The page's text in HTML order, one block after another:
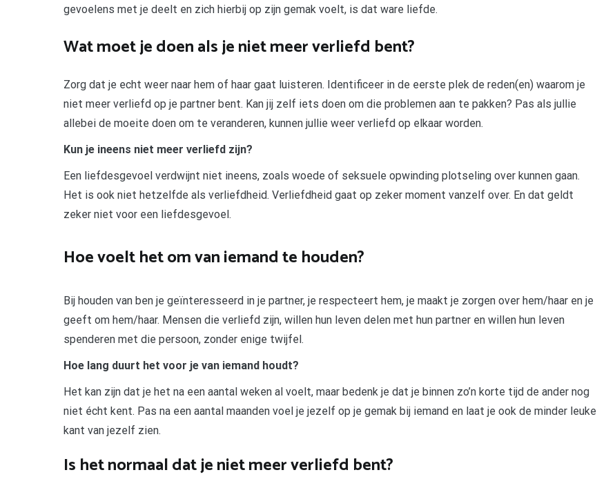
gevoelens met je deelt en zich hierbij op zijn gemak voelt, is dat ware liefde.
Wat moet je doen als je niet meer verliefd bent?
Zorg dat je echt weer naar hem of haar gaat luisteren. Identificeer in de eerste plek de reden(en) waarom je
niet meer verliefd op je partner bent. Kan jij zelf iets doen om die problemen aan te pakken? Pas als jullie
allebei de moeite doen om te veranderen, kunnen jullie weer verliefd op elkaar worden.
Kun je ineens niet meer verliefd zijn?
Een liefdesgevoel verdwijnt niet ineens, zoals woede of seksuele opwinding plotseling over kunnen gaan.
Het is ook niet hetzelfde als verliefdheid. Verliefdheid gaat op zeker moment vanzelf over. En dat geldt
zeker niet voor een liefdesgevoel.
Hoe voelt het om van iemand te houden?
Bij houden van ben je geïnteresseerd in je partner, je respecteert hem, je maakt je zorgen over hem/haar en je
geeft om hem/haar. Mensen die verliefd zijn, willen hun leven delen met hun partner en willen hun leven
spenderen met die persoon, zonder enige twijfel.
Hoe lang duurt het voor je van iemand houdt?
Het kan zijn dat je het na een aantal weken al voelt, maar bedenk je dat je binnen zo’n korte tijd de ander nog
niet écht kent. Pas na een aantal maanden voel je jezelf op je gemak bij iemand en laat je ook de minder leuke
kant van jezelf zien.
Is het normaal dat je niet meer verliefd bent?